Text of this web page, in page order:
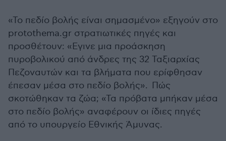
«Το πεδίο βολής είναι σημασμένο» εξηγούν στο
protothema.gr στρατιωτικές πηγές και
προσθέτουν: «Εγινε μια προάσκηση
πυροβολικού από άνδρες της 32 Ταξιαρχίας
Πεζοναυτών και τα βλήματα που ερίφθησαν
έπεσαν μέσα στο πεδίο βολής». Πώς
σκοτώθηκαν τα ζώα; «Τα πρόβατα μπήκαν μέσα
στο πεδίο βολής» αναφέρουν οι ίδιες πηγές
από το υπουργείο Εθνικής Άμυνας.